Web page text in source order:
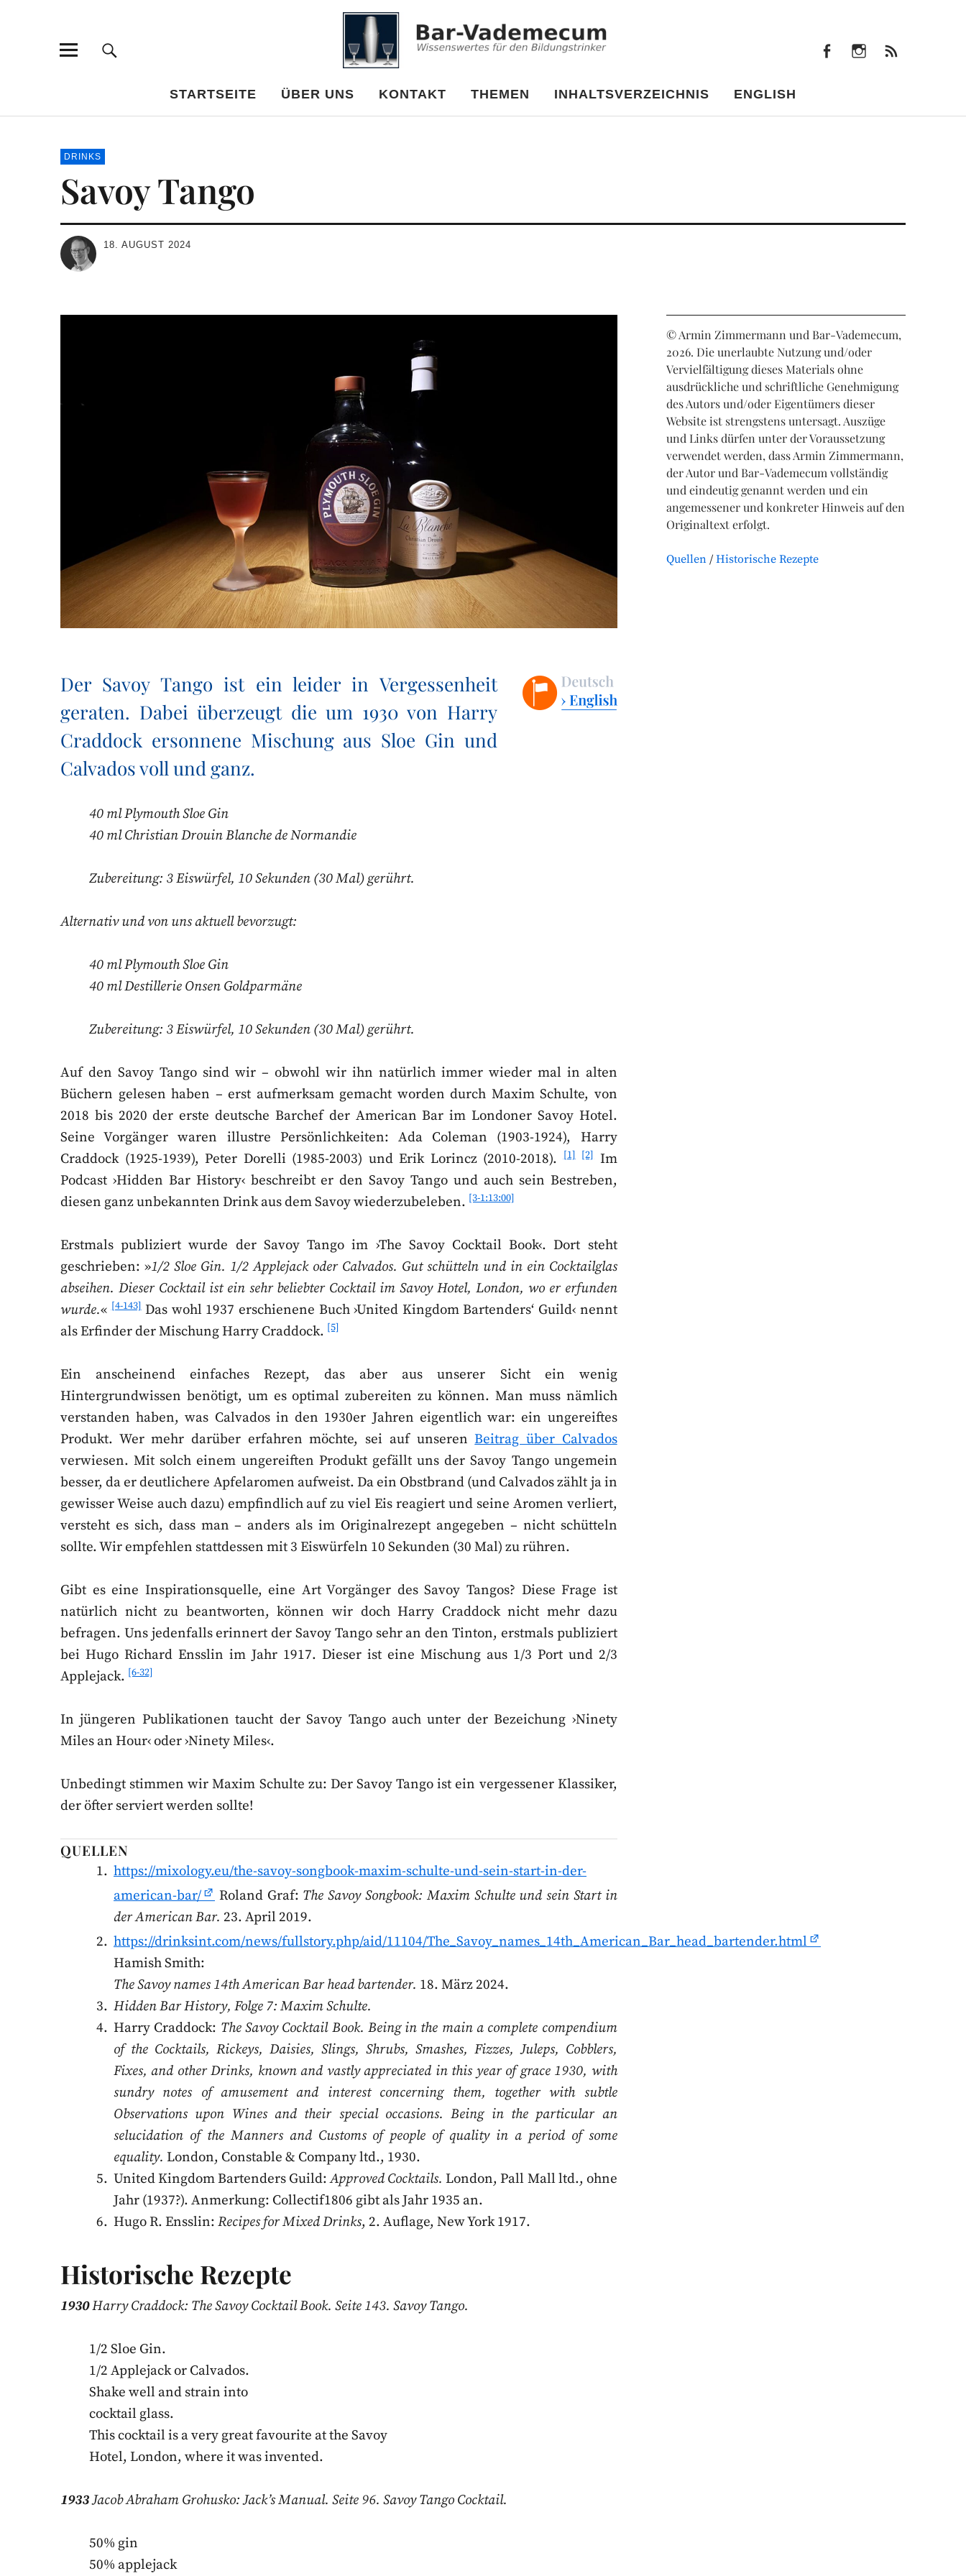
Bar-Vademecum
STARTSEITE ÜBER UNS KONTAKT THEMEN INHALTSVERZEICHNIS ENGLISH
DRINKS
Savoy Tango
18. AUGUST 2024
Der Savoy Tango ist ein leider in Vergessenheit
geraten. Dabei überzeugt die um 1930 von Harry
Craddock ersonnene Mischung aus Sloe Gin und
Calvados voll und ganz.
40 ml Plymouth Sloe Gin
40 ml Christian Drouin Blanche de Normandie
Zubereitung: 3 Eiswürfel, 10 Sekunden (30 Mal) gerührt.
Alternativ und von uns aktuell bevorzugt:
40 ml Plymouth Sloe Gin
40 ml Destillerie Onsen Goldparmäne
Zubereitung: 3 Eiswürfel, 10 Sekunden (30 Mal) gerührt.
Auf den Savoy Tango sind wir – obwohl wir ihn natürlich immer wieder mal in alten
Büchern gelesen haben – erst aufmerksam gemacht worden durch Maxim Schulte, von
2018 bis 2020 der erste deutsche Barchef der American Bar im Londoner Savoy Hotel.
Seine Vorgänger waren illustre Persönlichkeiten: Ada Coleman (1903-1924), Harry
Craddock (1925-1939), Peter Dorelli (1985-2003) und Erik Lorincz (2010-2018).[1] [2]Im
Podcast ›Hidden Bar History‹ beschreibt er den Savoy Tango und auch sein Bestreben,
diesen ganz unbekannten Drink aus dem Savoy wiederzubeleben. [3-1:13:00]
Erstmals publiziert wurde der Savoy Tango im ›The Savoy Cocktail Book‹. Dort steht
geschrieben: »1/2 Sloe Gin. 1/2 Applejack oder Calvados. Gut schütteln und in ein Cocktailglas
abseihen. Dieser Cocktail ist ein sehr beliebter Cocktail im Savoy Hotel, London, wo er erfunden
wurde.«[4-143]Das wohl 1937 erschienene Buch ›United Kingdom Bartenders‘ Guild‹ nennt
als Erfinder der Mischung Harry Craddock. [5]
Ein anscheinend einfaches Rezept, das aber aus unserer Sicht ein wenig
Hintergrundwissen benötigt, um es optimal zubereiten zu können. Man muss nämlich
verstanden haben, was Calvados in den 1930er Jahren eigentlich war: ein ungereiftes
Produkt. Wer mehr darüber erfahren möchte, sei auf unserenBeitrag über Calvados
verwiesen. Mit solch einem ungereiften Produkt gefällt uns der Savoy Tango ungemein
besser, da er deutlichere Apfelaromen aufweist. Da ein Obstbrand (und Calvados zählt ja in
gewisser Weise auch dazu) empfindlich auf zu viel Eis reagiert und seine Aromen verliert,
versteht es sich, dass man – anders als im Originalrezept angegeben – nicht schütteln
sollte. Wir empfehlen stattdessen mit 3 Eiswürfeln 10 Sekunden (30 Mal) zu rühren.
Gibt es eine Inspirationsquelle, eine Art Vorgänger des Savoy Tangos? Diese Frage ist
natürlich nicht zu beantworten, können wir doch Harry Craddock nicht mehr dazu
befragen. Uns jedenfalls erinnert der Savoy Tango sehr an den Tinton, erstmals publiziert
bei Hugo Richard Ensslin im Jahr 1917. Dieser ist eine Mischung aus 1/3 Port und 2/3
Applejack. [6-32]
In jüngeren Publikationen taucht der Savoy Tango auch unter der Bezeichung ›Ninety
Miles an Hour‹ oder ›Ninety Miles‹.
Unbedingt stimmen wir Maxim Schulte zu: Der Savoy Tango ist ein vergessener Klassiker,
der öfter serviert werden sollte!
QUELLEN
https://mixology.eu/the-savoy-songbook-maxim-schulte-und-sein-start-in-der-
american-bar/
Roland Graf: The Savoy Songbook: Maxim Schulte und sein Start in
der American Bar. 23. April 2019.
https://drinksint.com/news/fullstory.php/aid/11104/The_Savoy_names_14th_American_Bar_head_bartender.html
Hamish Smith:
The Savoy names 14th American Bar head bartender. 18. März 2024.
Hidden Bar History, Folge 7: Maxim Schulte.
Harry Craddock: The Savoy Cocktail Book. Being in the main a complete compendium
of the Cocktails, Rickeys, Daisies, Slings, Shrubs, Smashes, Fizzes, Juleps, Cobblers,
Fixes, and other Drinks, known and vastly appreciated in this year of grace 1930, with
sundry notes of amusement and interest concerning them, together with subtle
Observations upon Wines and their special occasions. Being in the particular an
selucidation of the Manners and Customs of people of quality in a period of some
equality. London, Constable & Company ltd., 1930.
United Kingdom Bartenders Guild:Approved Cocktails. London, Pall Mall ltd., ohne
Jahr (1937?). Anmerkung: Collectif1806 gibt als Jahr 1935 an.
Hugo R. Ensslin: Recipes for Mixed Drinks, 2. Auflage, New York 1917.
Historische Rezepte
1930Harry Craddock: The Savoy Cocktail Book. Seite 143. Savoy Tango.
1/2 Sloe Gin.
1/2 Applejack or Calvados.
Shake well and strain into
cocktail glass.
This cocktail is a very great favourite at the Savoy
Hotel, London, where it was invented.
1933Jacob Abraham Grohusko: Jack’s Manual. Seite 96. Savoy Tango Cocktail.
50% gin
50% applejack
© Armin Zimmermann und Bar-Vademecum,
2026. Die unerlaubte Nutzung und/oder
Vervielfältigung dieses Materials ohne
ausdrückliche und schriftliche Genehmigung
des Autors und/oder Eigentümers dieser
Website ist strengstens untersagt. Auszüge
und Links dürfen unter der Voraussetzung
verwendet werden, dass Armin Zimmermann,
der Autor und Bar-Vademecum vollständig
und eindeutig genannt werden und ein
angemessener und konkreter Hinweis auf den
Originaltext erfolgt.
Quellen Historische Rezepte